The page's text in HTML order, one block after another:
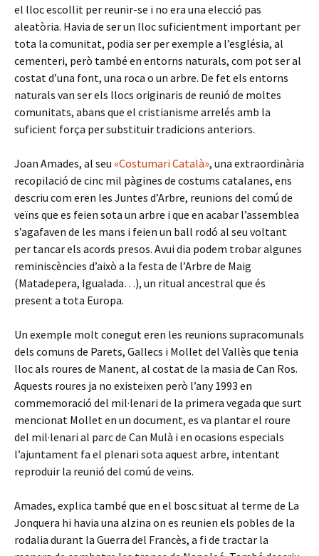
el lloc escollit per reunir-se i no era una elecció pas
aleatòria. Havia de ser un lloc suficientment important per
tota la comunitat, podia ser per exemple a l’església, al
cementeri, però també en entorns naturals, com pot ser al
costat d’una font, una roca o un arbre. De fet els entorns
naturals van ser els llocs originaris de reunió de moltes
comunitats, abans que el cristianisme arrelés amb la
suficient força per substituir tradicions anteriors.
Joan Amades, al seu «Costumari Català», una extraordinària
recopilació de cinc mil pàgines de costums catalanes, ens
descriu com eren les Juntes d’Arbre, reunions del comú de
veïns que es feien sota un arbre i que en acabar l’assemblea
s’agafaven de les mans i feien un ball rodó al seu voltant
per tancar els acords presos. Avui dia podem trobar algunes
reminiscències d’això a la festa de l’Arbre de Maig
(Matadepera, Igualada…), un ritual ancestral que és
present a tota Europa.
Un exemple molt conegut eren les reunions supracomunals
dels comuns de Parets, Gallecs i Mollet del Vallès que tenia
lloc als roures de Manent, al costat de la masia de Can Ros.
Aquests roures ja no existeixen però l’any 1993 en
commemoració del mil·lenari de la primera vegada que surt
mencionat Mollet en un document, es va plantar el roure
del mil·lenari al parc de Can Mulà i en ocasions especials
l’ajuntament fa el plenari sota aquest arbre, intentant
reproduir la reunió del comú de veïns.
Amades, explica també que en el bosc situat al terme de La
Jonquera hi havia una alzina on es reunien els pobles de la
rodalia durant la Guerra del Francès, a fi de tractar la